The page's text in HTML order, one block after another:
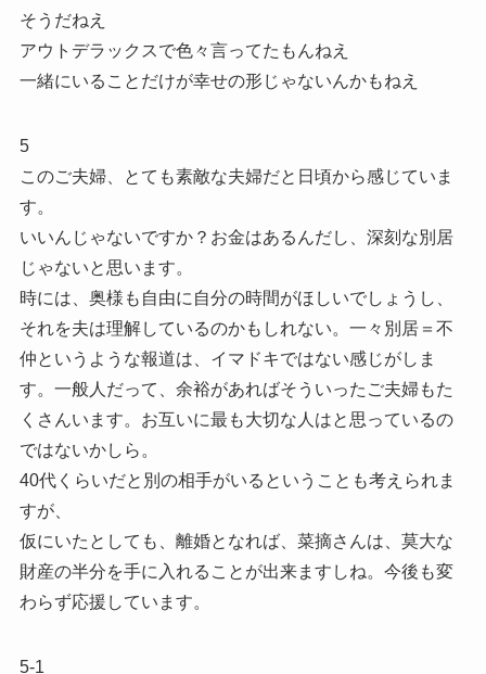
そうだねえ
アウトデラックスで色々言ってたもんねえ
一緒にいることだけが幸せの形じゃないんかもねえ
5
このご夫婦、とても素敵な夫婦だと日頃から感じていま
す。
いいんじゃないですか？お金はあるんだし、深刻な別居
じゃないと思います。
時には、奥様も自由に自分の時間がほしいでしょうし、
それを夫は理解しているのかもしれない。一々別居＝不
仲というような報道は、イマドキではない感じがしま
す。一般人だって、余裕があればそういったご夫婦もた
くさんいます。お互いに最も大切な人はと思っているの
ではないかしら。
40代くらいだと別の相手がいるということも考えられま
すが、
仮にいたとしても、離婚となれば、菜摘さんは、莫大な
財産の半分を手に入れることが出来ますしね。今後も変
わらず応援しています。
5-1